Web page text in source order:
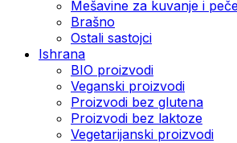
Mešavine za kuvanje i
Brašno
Ostali sastojci
Ishrana
BIO proizvodi
Veganski proizvodi
Proizvodi bez glutena
Proizvodi bez laktoze
Vegetarijanski proizvodi